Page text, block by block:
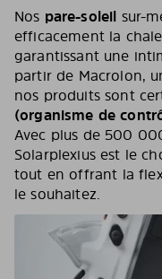
Nos pare-soleil sur-
efficacement la
garantissant une
partir de Macrolon,
nos produits sont
(organisme de
Avec plus de 500
Solarplexius est le
tout en offrant la
le souhaitez.